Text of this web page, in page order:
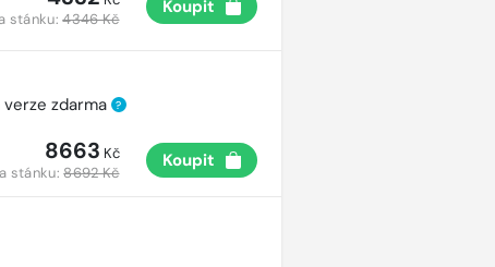
stánku:4346 Kč
Koupit
zdarma ?
8663 Kč
stánku:8692 Kč
Koupit